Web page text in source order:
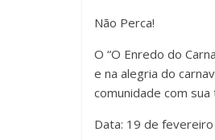
Não Perca!
O “O Enredo do
e na alegria do
comunidade com sua
Data: 19 de fevereiro